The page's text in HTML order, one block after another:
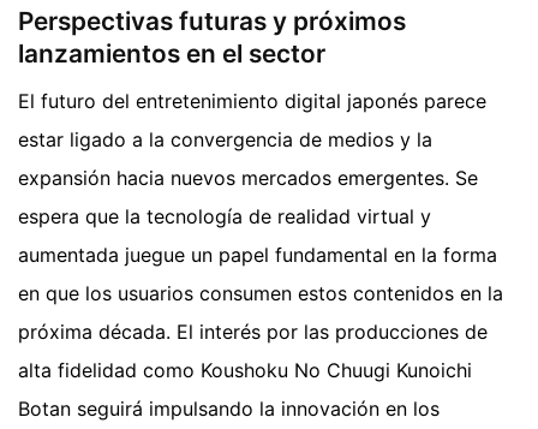
Perspectivas futuras y próximos
lanzamientos en el sector
El futuro del entretenimiento digital japonés parece
estar ligado a la convergencia de medios y la
expansión hacia nuevos mercados emergentes. Se
espera que la tecnología de realidad virtual y
aumentada juegue un papel fundamental en la forma
en que los usuarios consumen estos contenidos en la
próxima década. El interés por las producciones de
alta fidelidad como Koushoku No Chuugi Kunoichi
Botan seguirá impulsando la innovación en los